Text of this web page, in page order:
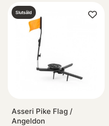
Slutsåld
Asseri Pike Flag /
Angeldon